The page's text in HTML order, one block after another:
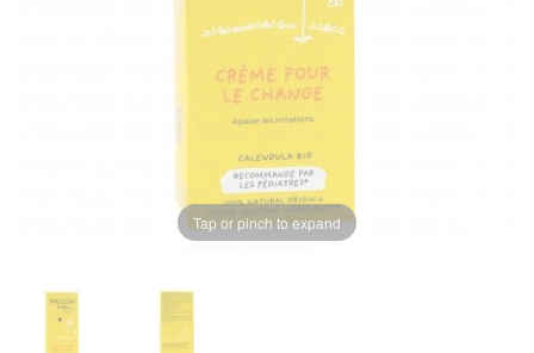
Tap or pinch to expand